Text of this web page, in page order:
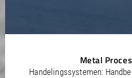
Metal
Handelingssystemen: